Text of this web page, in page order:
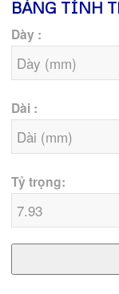
BẢNG TÍNH
Dày :
Dài :
Tỷ trọng: